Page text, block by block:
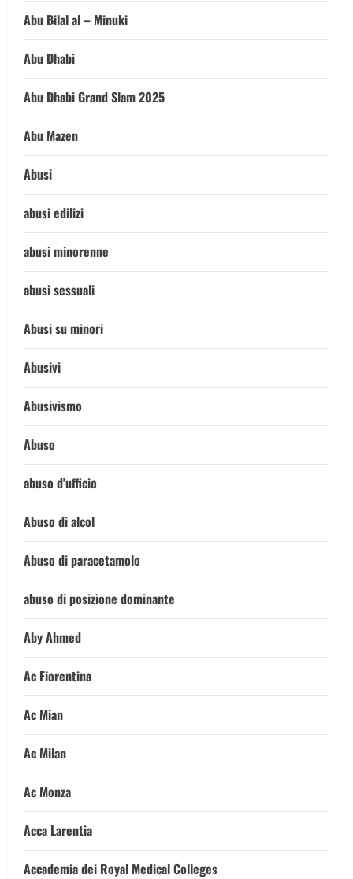
Abu Bilal al – Minuki
Abu Dhabi
Abu Dhabi Grand Slam 2025
Abu Mazen
Abusi
abusi edilizi
abusi minorenne
abusi sessuali
Abusi su minori
Abusivi
Abusivismo
Abuso
abuso d'ufficio
Abuso di alcol
Abuso di paracetamolo
abuso di posizione dominante
Aby Ahmed
Ac Fiorentina
Ac Mian
Ac Milan
Ac Monza
Acca Larentia
Accademia dei Royal Medical Colleges